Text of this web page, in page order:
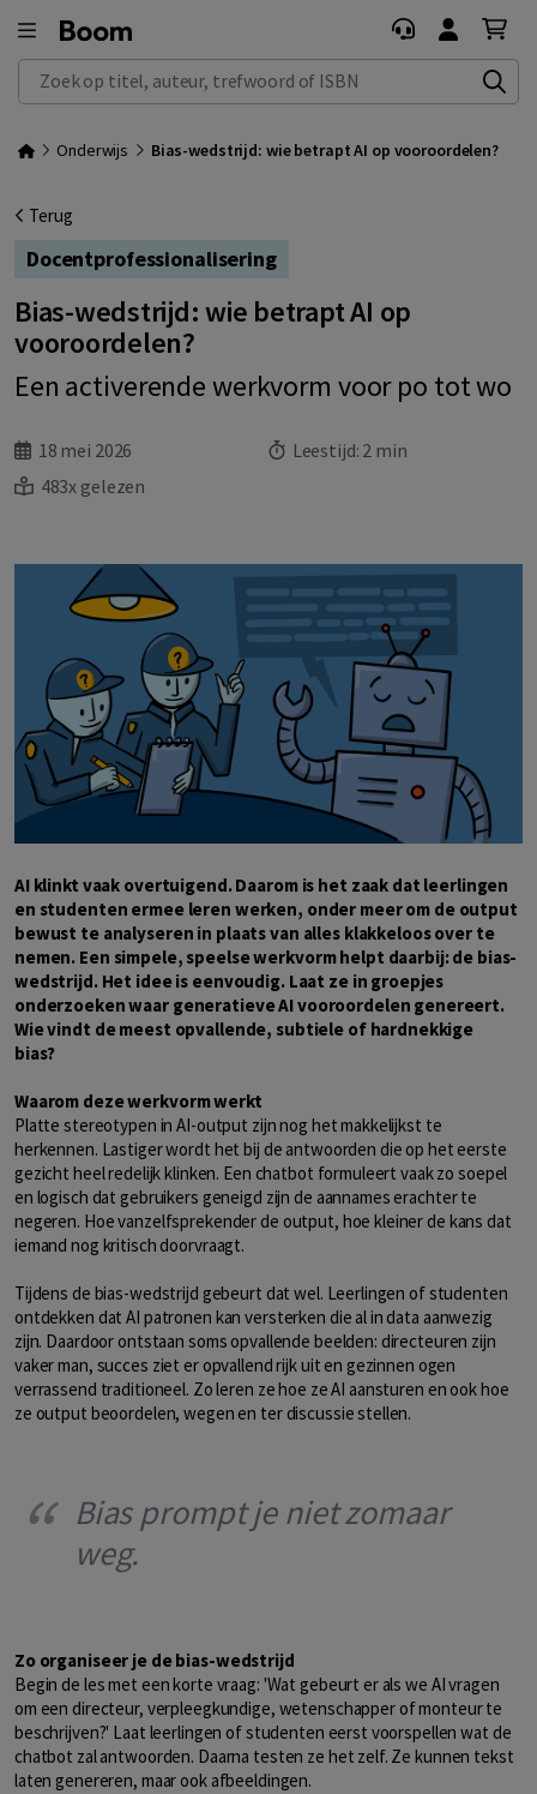
Zoek op titel, auteur, trefwoord of ISBN
Onderwijs Bias-wedstrijd: wie betrapt AI op vooroordelen?
Terug
Docentprofessionalisering
Bias-wedstrijd: wie betrapt AI op
vooroordelen?
Een activerende werkvorm voor po tot wo
18 mei 2026 Leestijd: 2 min
483x gelezen
AI klinkt vaak overtuigend. Daarom is het zaak dat leerlingen
en studenten ermee leren werken, onder meer om de output
bewust te analyseren in plaats van alles klakkeloos over te
nemen. Een simpele, speelse werkvorm helpt daarbij: de bias-
wedstrijd. Het idee is eenvoudig. Laat ze in groepjes
onderzoeken waar generatieve AI vooroordelen genereert.
Wie vindt de meest opvallende, subtiele of hardnekkige
bias?
Waarom deze werkvorm werkt
Platte stereotypen in AI-output zijn nog het makkelijkst te
herkennen. Lastiger wordt het bij de antwoorden die op het eerste
gezicht heel redelijk klinken. Een chatbot formuleert vaak zo soepel
en logisch dat gebruikers geneigd zijn de aannames erachter te
negeren. Hoe vanzelfsprekender de output, hoe kleiner de kans dat
iemand nog kritisch doorvraagt.
Tijdens de bias-wedstrijd gebeurt dat wel. Leerlingen of studenten
ontdekken dat AI patronen kan versterken die al in data aanwezig
zijn. Daardoor ontstaan soms opvallende beelden: directeuren zijn
vaker man, succes ziet er opvallend rijk uit en gezinnen ogen
verrassend traditioneel. Zo leren ze hoe ze AI aansturen en ook hoe
ze output beoordelen, wegen en ter discussie stellen.
Bias prompt je niet zomaar
weg.
Zo organiseer je de bias-wedstrijd
Begin de les met een korte vraag: 'Wat gebeurt er als we AI vragen
om een directeur, verpleegkundige, wetenschapper of monteur te
beschrijven?' Laat leerlingen of studenten eerst voorspellen wat de
chatbot zal antwoorden. Daarna testen ze het zelf. Ze kunnen tekst
laten genereren, maar ook afbeeldingen.